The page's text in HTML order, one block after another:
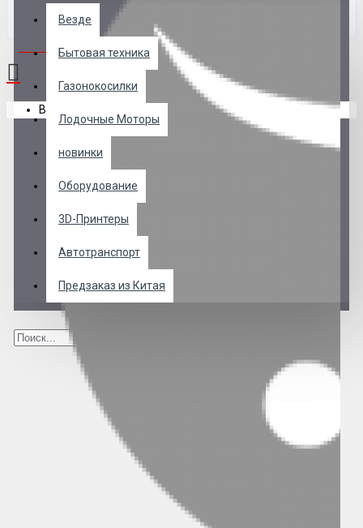
Везде
Бытовая техника
Газонокосилки
Лодочные Моторы
новинки
Оборудование
3D-Принтеры
Автотранспорт
Предзаказ из Китая
0 товар(ов) - 0 р.
В корзине пусто!